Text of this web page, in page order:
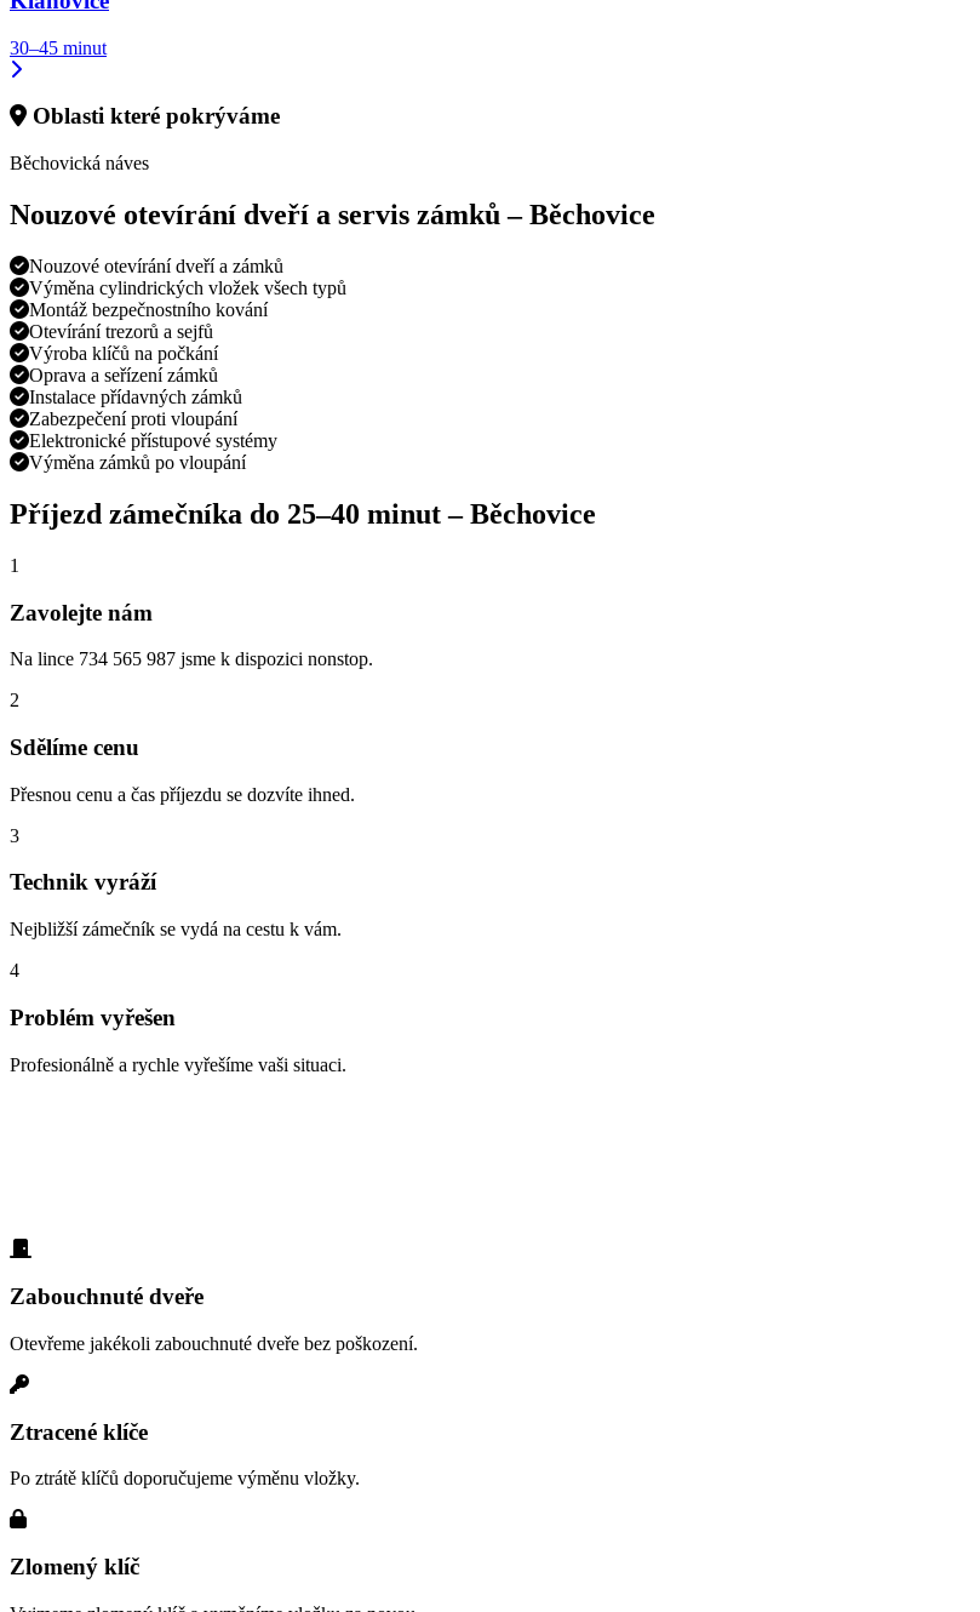
30–45 minut
Oblasti které pokrýváme
Běchovická náves
Nouzové otevírání dveří a servis zámků –Běchovice
Nouzové otevírání dveří a zámků
Výměna cylindrických vložek všech typů
Montáž bezpečnostního kování
Otevírání trezorů a sejfů
Výroba klíčů na počkání
Oprava a seřízení zámků
Instalace přídavných zámků
Zabezpečení proti vloupání
Elektronické přístupové systémy
Výměna zámků po vloupání
Příjezd zámečníka do 25–40 minut–Běchovice
1
Zavolejte nám
Na lince 734 565 987 jsme k dispozici nonstop.
2
Sdělíme cenu
Přesnou cenu a čas příjezdu se dozvíte ihned.
3
Technik vyráží
Nejbližší zámečník se vydá na cestu k vám.
4
Problém vyřešen
Profesionálně a rychle vyřešíme vaši situaci.
Zabouchnuté dveře
Otevřeme jakékoli zabouchnuté dveře bez poškození.
Ztracené klíče
Po ztrátě klíčů doporučujeme výměnu vložky.
Zlomený klíč